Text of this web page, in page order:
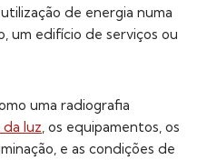
de energia numa
um edifício de serviços ou
uma radiografia
luz , os equipamentos, os
e as condições de